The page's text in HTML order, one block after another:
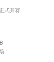
式开赛
！